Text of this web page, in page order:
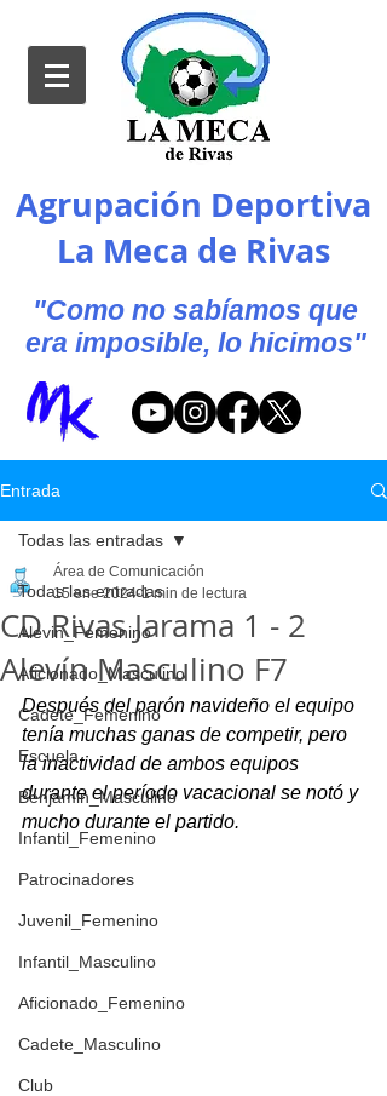
Agrupación Deportiva
La Meca de Rivas
"Como no sabíamos que
era imposible, lo hicimos"
Entrada
Todas las entradas
Alevin_Femenino
Aficionado_Masculino
Cadete_Femenino
Escuela
Benjamin_Masculino
Infantil_Femenino
Patrocinadores
Juvenil_Femenino
Infantil_Masculino
Aficionado_Femenino
Cadete_Masculino
Club
Todas las entradas
CD Rivas Jarama 1 - 2
Alevín Masculino F7
Área de Comunicación
15 ene 2024 1 min de lectura
Después del parón navideño el equipo
tenía muchas ganas de competir, pero
la inactividad de ambos equipos
durante el período vacacional se notó y
mucho durante el partido.